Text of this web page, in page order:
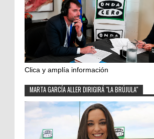
Clica y amplía información
MARTA GARCÍA ALLER DIRIGIRÁ "LA BRÚJULA"